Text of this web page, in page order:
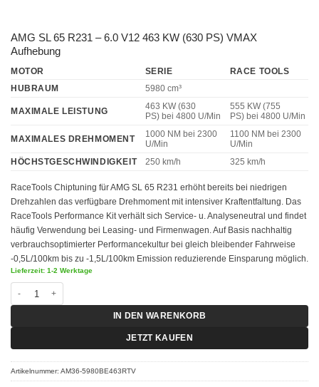
AMG SL 65 R231 – 6.0 V12 463 KW (630 PS) VMAX
Aufhebung
MOTOR SERIE
RACE TOOLS
HUBRAUM
5980 cm³
MAXIMALE LEISTUNG
463 KW (630
PS) bei 4800 U/Min
555 KW (755
PS) bei 4800 U/Min
MAXIMALES DREHMOMENT
1000 NM bei 2300
U/Min
1100 NM bei 2300
U/Min
HÖCHSTGESCHWINDIGKEIT 250 km/h 325 km/h
RaceTools Chiptuning für AMG SL 65 R231 erhöht bereits bei niedrigen
Drehzahlen das verfügbare Drehmoment mit intensiver Kraftentfaltung. Das
RaceTools Performance Kit verhält sich Service- u. Analyseneutral und findet
häufig Verwendung bei Leasing- und Firmenwagen. Auf Basis nachhaltig
verbrauchsoptimierter Performancekultur bei gleich bleibender Fahrweise
-0,5L/100km bis zu -1,5L/100km Emission reduzierende Einsparung möglich.
Lieferzeit: 1-2 Werktage
IN DEN WARENKORB
JETZT KAUFEN
Artikelnummer: AM36-5980BE463RTV